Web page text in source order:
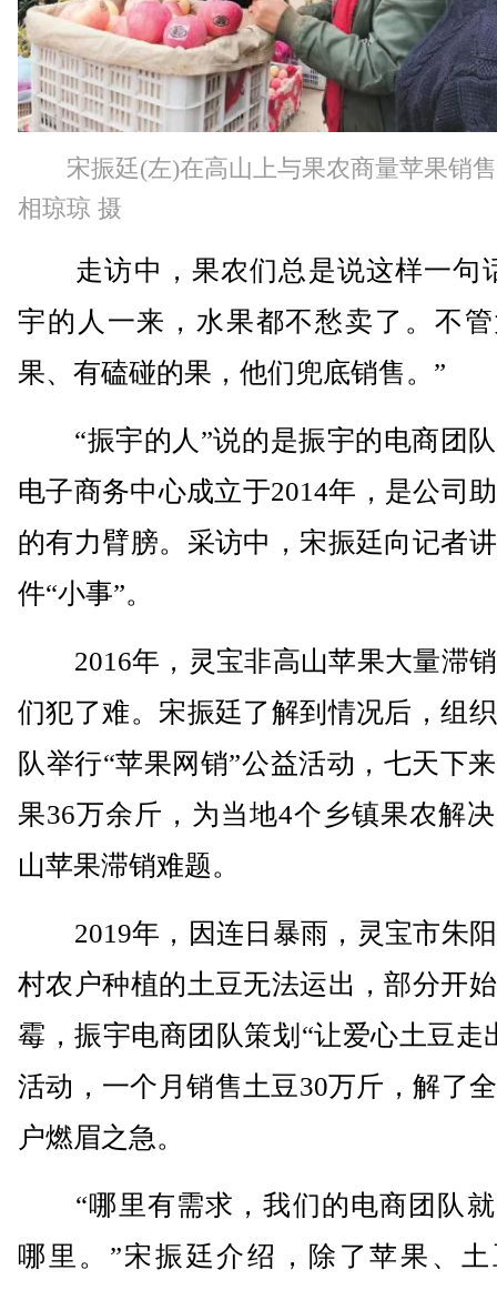
宋振廷(左)在高山上与果农商量苹果销
相琼琼 摄
走访中，果农们总是说这样一句
宇的人一来，水果都不愁卖了。不
果、有磕碰的果，他们兜底销售。”
“振宇的人”说的是振宇的电商团
电子商务中心成立于2014年，是公司
的有力臂膀。采访中，宋振廷向记者
件“小事”。
2016年，灵宝非高山苹果大量滞
们犯了难。宋振廷了解到情况后，组
队举行“苹果网销”公益活动，七天下
果36万余斤，为当地4个乡镇果农解
山苹果滞销难题。
2019年，因连日暴雨，灵宝市朱
村农户种植的土豆无法运出，部分开
霉，振宇电商团队策划“让爱心土豆走
活动，一个月销售土豆30万斤，解了
户燃眉之急。
“哪里有需求，我们的电商团队就
哪里。”宋振廷介绍，除了苹果、